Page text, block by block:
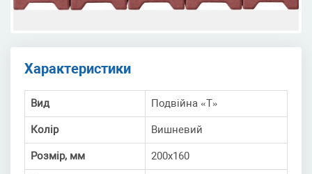
Характеристики
Вид Подвійна «Т»
Колір Вишневий
Розмір, мм 200х160